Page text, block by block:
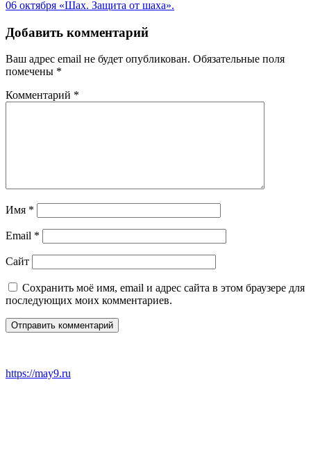
по
записям
06 октября «Шах. Защита от шаха».
Добавить комментарий
Ваш адрес email не будет опубликован. Обязательные поля
помечены *
Комментарий *
Имя *
Email *
Сайт
Сохранить моё имя, email и адрес сайта в этом браузере для
последующих моих комментариев.
https://may9.ru